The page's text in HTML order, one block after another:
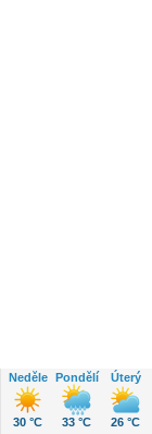
Neděle
30 °C
Pondělí
33 °C
Úterý
26 °C